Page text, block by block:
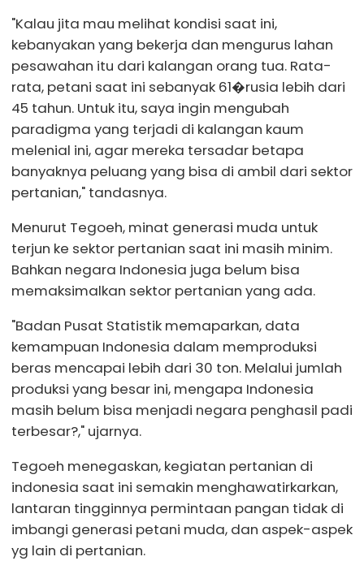
"Kalau jita mau melihat kondisi saat ini,
kebanyakan yang bekerja dan mengurus lahan
pesawahan itu dari kalangan orang tua. Rata-
rata, petani saat ini sebanyak 61�rusia lebih dari
45 tahun. Untuk itu, saya ingin mengubah
paradigma yang terjadi di kalangan kaum
melenial ini, agar mereka tersadar betapa
banyaknya peluang yang bisa di ambil dari sektor
pertanian," tandasnya.
Menurut Tegoeh, minat generasi muda untuk
terjun ke sektor pertanian saat ini masih minim.
Bahkan negara Indonesia juga belum bisa
memaksimalkan sektor pertanian yang ada.
"Badan Pusat Statistik memaparkan, data
kemampuan Indonesia dalam memproduksi
beras mencapai lebih dari 30 ton. Melalui jumlah
produksi yang besar ini, mengapa Indonesia
masih belum bisa menjadi negara penghasil padi
terbesar?," ujarnya.
Tegoeh menegaskan, kegiatan pertanian di
indonesia saat ini semakin menghawatirkarkan,
lantaran tingginnya permintaan pangan tidak di
imbangi generasi petani muda, dan aspek-aspek
yg lain di pertanian.